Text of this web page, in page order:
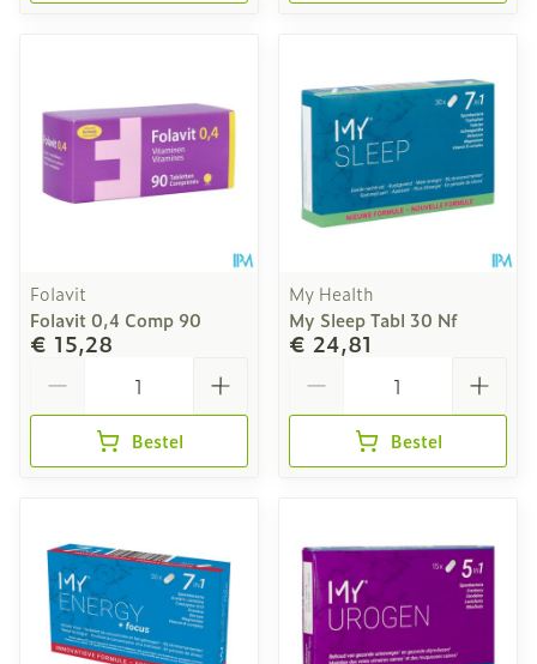
Folavit
Folavit 0,4 Comp 90
€ 15,28
Bestel
My Health
My Sleep Tabl 30 Nf
€ 24,81
Bestel